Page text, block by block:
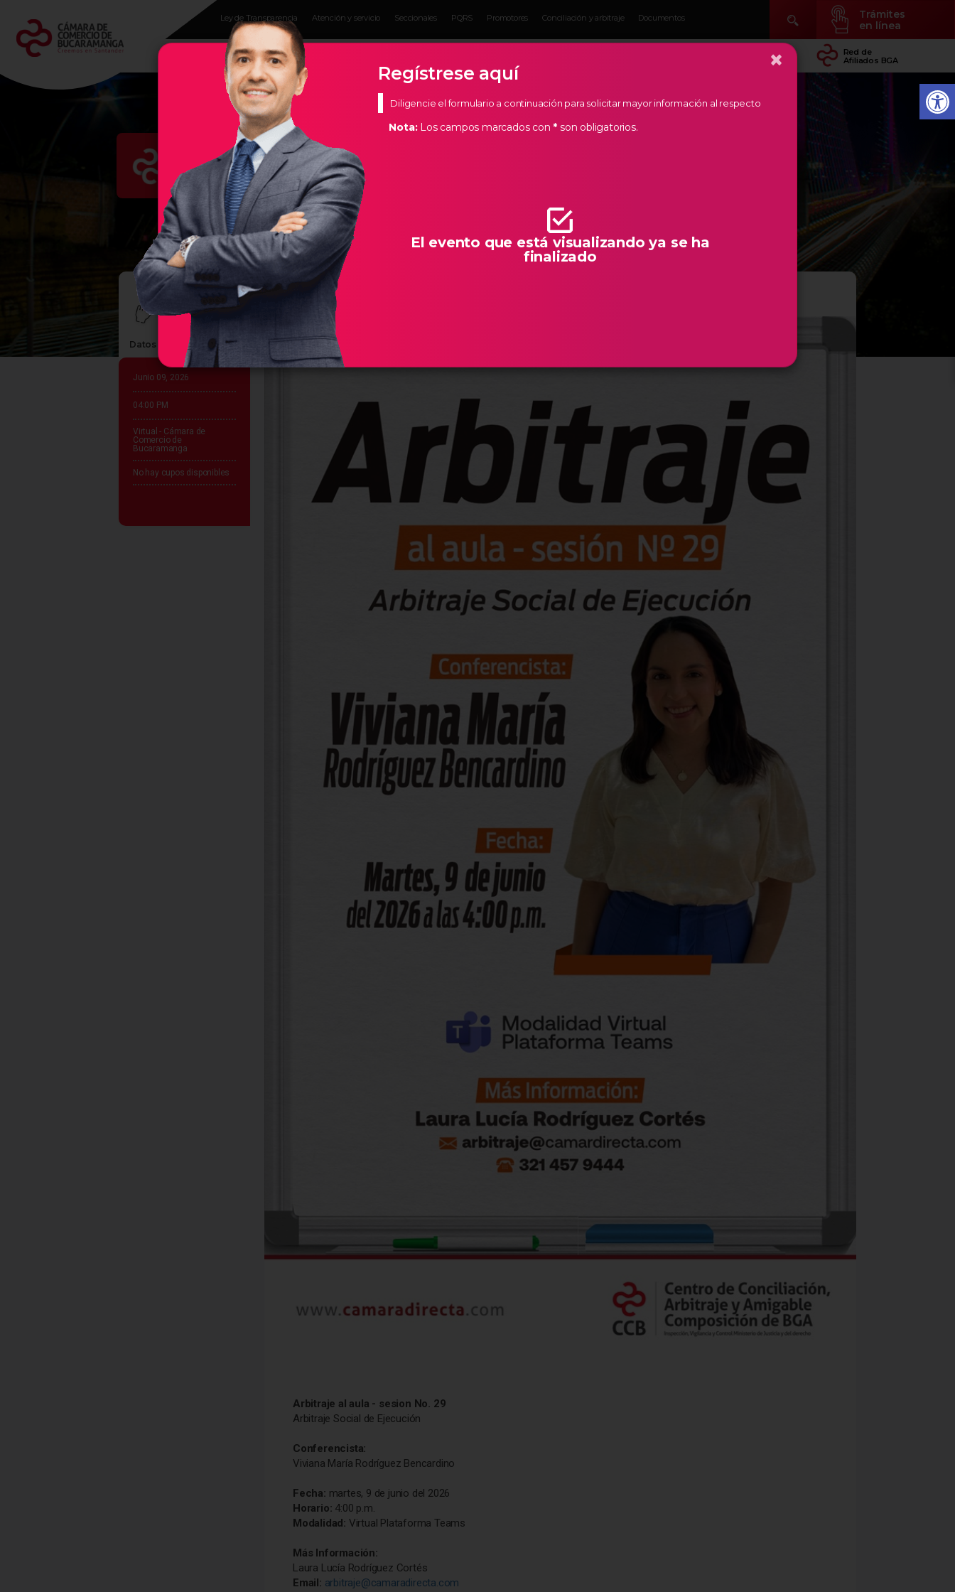
Ley de Transparencia Atención y servicio Seccionales PQRS Promotores Conciliación y arbitraje Documentos
Trámites
en línea
Programas para
empresarios
Conocer Temás
Red de
Afiliados BGA
Eventos Estratégicos
En la Cámara de Comercio de Bucaramanga, creemos en los empresarios de nuestra
región, por ello, les damos todas las herramientas necesarias para que la creación de
empresas exitosas, sea un sello característico de Santander.
Datos claves del evento
Junio 09, 2026
04:00 PM
Virtual - Cámara de
Comercio de
Bucaramanga
No hay cupos disponibles
ARBITRAJE AL AULA - SESION NO. 29
Arbitraje al aula - sesion No. 29
Arbitraje Social de Ejecución
Conferencista:
Viviana María Rodríguez Bencardino
Fecha: martes, 9 de junio del 2026
Horario: 4:00 p.m.
Modalidad: Virtual Plataforma Teams
Más Información:
Laura Lucía Rodríguez Cortés
Email: arbitraje@camaradirecta.com
×
Regístrese aquí
Diligencie el formulario a continuación para solicitar mayor información al respecto
Nota:Los campos marcados con * son obligatorios.
El evento que está visualizando ya se ha
finalizado